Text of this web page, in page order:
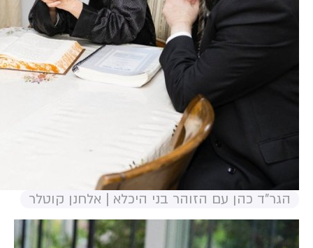
הגר"ד כהן עם הזוהר בני היכלא | אלחנן קוטלר